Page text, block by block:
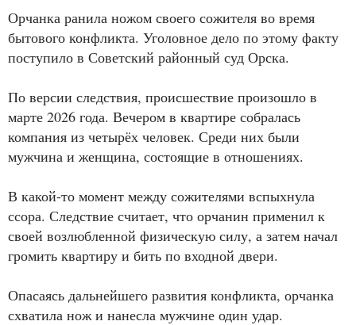
Орчанка ранила ножом своего сожителя во время
бытового конфликта. Уголовное дело по этому факту
поступило в Советский районный суд Орска.
По версии следствия, происшествие произошло в
марте 2026 года. Вечером в квартире собралась
компания из четырёх человек. Среди них были
мужчина и женщина, состоящие в отношениях.
В какой-то момент между сожителями вспыхнула
ссора. Следствие считает, что орчанин применил к
своей возлюбленной физическую силу, а затем начал
громить квартиру и бить по входной двери.
Опасаясь дальнейшего развития конфликта, орчанка
схватила нож и нанесла мужчине один удар.